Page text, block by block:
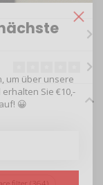
um über unsere
Sie €10,-
😀